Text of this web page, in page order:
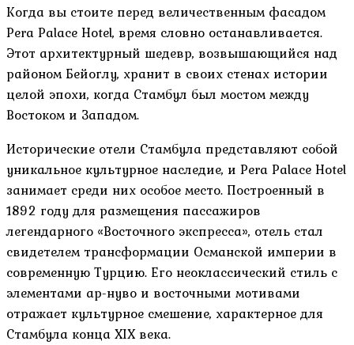
Когда вы стоите перед величественным фасадом
Pera Palace Hotel, время словно останавливается.
Этот архитектурный шедевр, возвышающийся над
районом Бейоглу, хранит в своих стенах истории
целой эпохи, когда Стамбул был мостом между
Востоком и Западом.
Исторические отели Стамбула представляют собой
уникальное культурное наследие, и Pera Palace Hotel
занимает среди них особое место. Построенный в
1892 году для размещения пассажиров
легендарного «Восточного экспресса», отель стал
свидетелем трансформации Османской империи в
современную Турцию. Его неоклассический стиль с
элементами ар-нуво и восточными мотивами
отражает культурное смешение, характерное для
Стамбула конца XIX века.